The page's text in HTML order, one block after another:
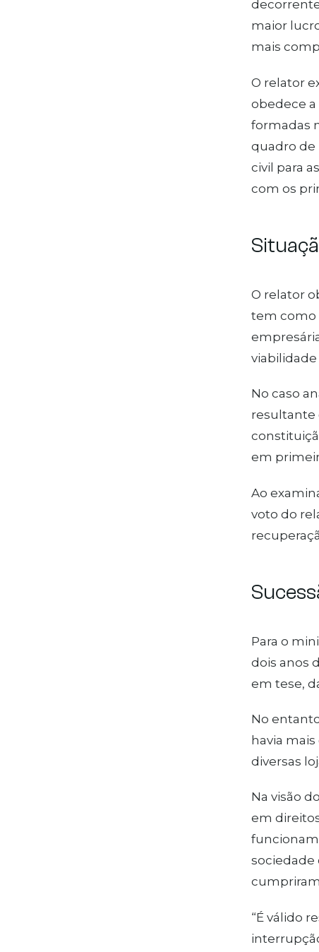
maior
mais
O relator
obedece
formadas
quadro de
civil para
com os
O relator
tem como
No caso
resultante
em
Ao
voto do
Para o
dois anos
em tese,
No
havia
diversas
Na visão
em
sociedade
“É válido